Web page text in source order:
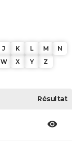
J K L M
N
W X Y Z
Résultat